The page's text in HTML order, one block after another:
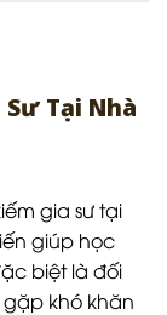
Sư Tại Nhà
gia sư tại
giúp học
biệt là đối
khó khăn